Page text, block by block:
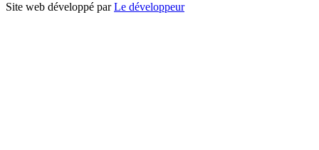
Site web développé parLe développeur